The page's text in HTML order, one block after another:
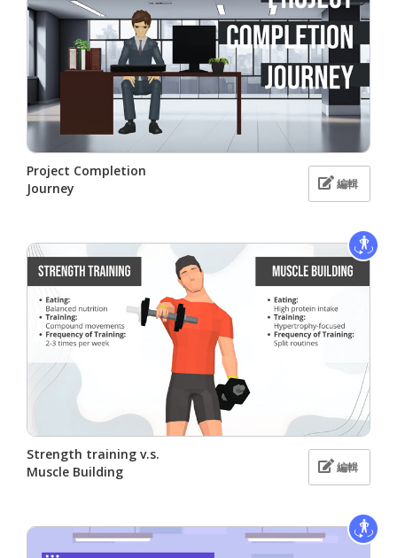
Project Completion
Journey
編輯
Strength training v.s.
Muscle Building
編輯